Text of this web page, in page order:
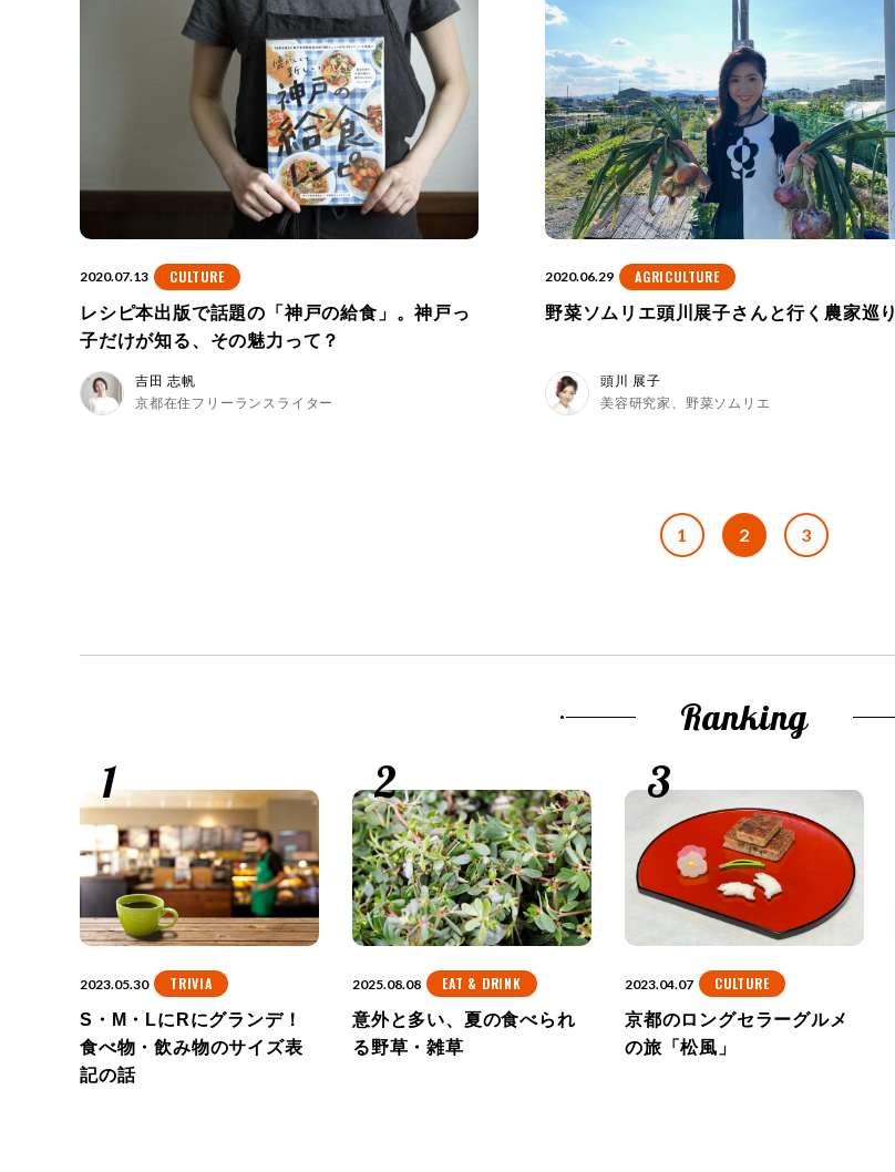
2020.07.13
CULTURE
レシピ本出版で話題の「神戸の給食」。神戸っ
子だけが知る、その魅力って？
吉田 志帆
京都在住フリーランスライター
2020.06.29
AGRICULTURE
野菜ソムリエ頭川展子さんと行く農家巡り
頭川 展子
美容研究家、野菜ソムリエ
ビ
シ
ョ
ン
1 2 3
Ranking
2023.05.30
TRIVIA
S・M・LにRにグランデ！
食べ物・飲み物のサイズ表
記の話
2025.08.08
EAT & DRINK
意外と多い、夏の食べられ
る野草・雑草
2023.04.07
CULTURE
京都のロングセラーグルメ
の旅「松風」